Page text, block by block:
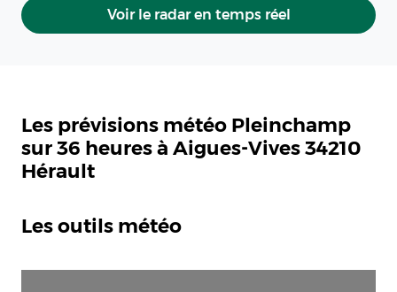
Voir le radar en temps réel
Les prévisions météo Pleinchamp
sur 36 heures à Aigues-Vives 34210
Hérault
Les outils météo